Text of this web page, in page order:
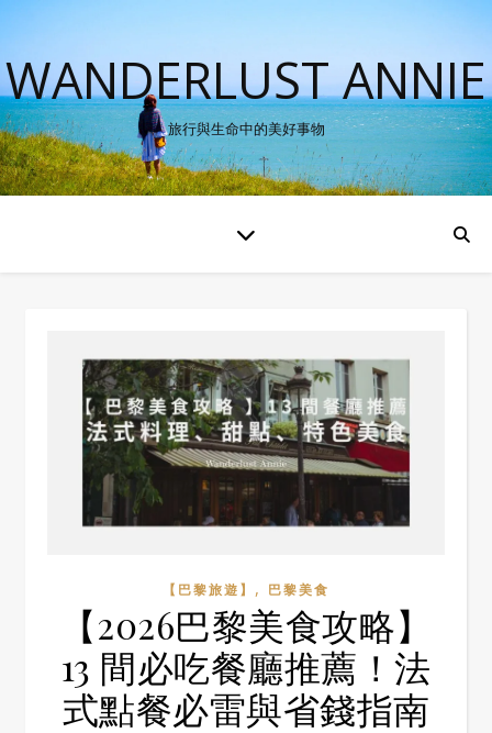
WANDERLUST ANNIE
旅行與生命中的美好事物
【巴黎旅遊】 , 巴黎美食
【2026巴黎美食攻略】
13 間必吃餐廳推薦！法
式點餐必雷與省錢指南